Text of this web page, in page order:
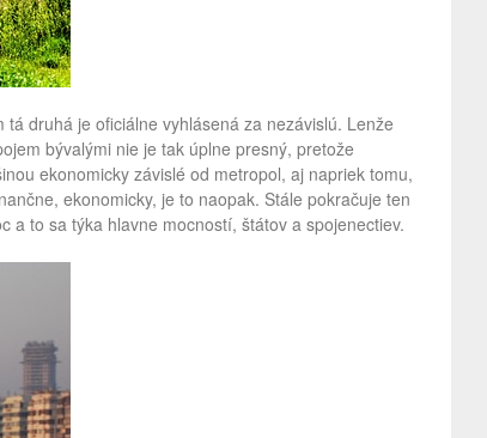
druhá je oficiálne vyhlásená za nezávislú. Lenže
bývalými nie je tak úplne presný, pretože
ekonomicky závislé od metropol, aj napriek tomu,
ekonomicky, je to naopak. Stále pokračuje ten
a to sa týka hlavne mocností, štátov a spojenectiev.